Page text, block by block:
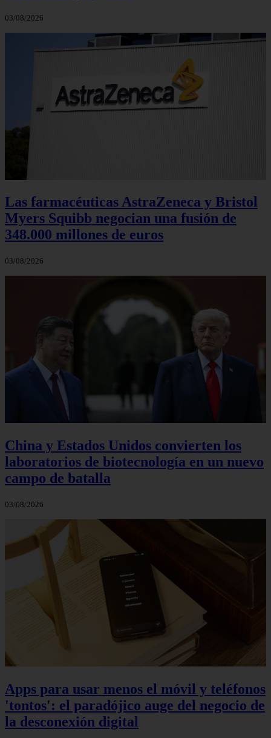
03/08/2026
Las farmacéuticas AstraZeneca y Bristol
Myers Squibb negocian una fusión de
348.000 millones de euros
03/08/2026
China y Estados Unidos convierten los
laboratorios de biotecnología en un nuevo
campo de batalla
03/08/2026
Apps para usar menos el móvil y teléfonos
'tontos': el paradójico auge del negocio de
la desconexión digital